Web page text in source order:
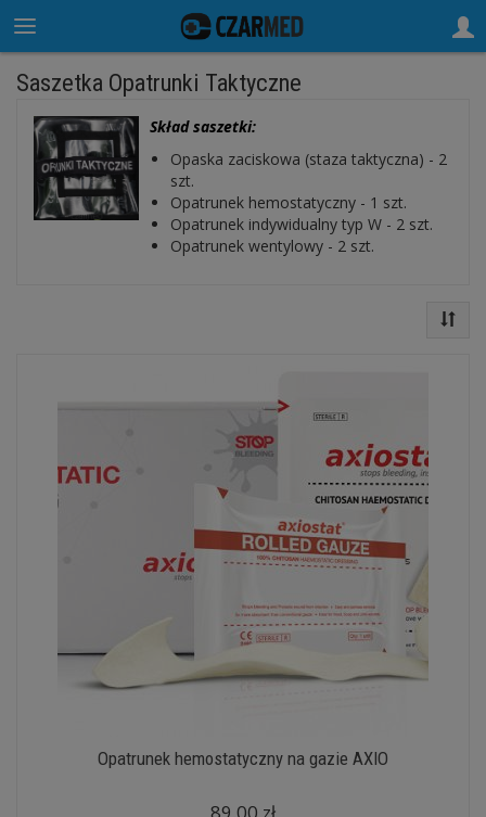
Saszetka Opatrunki Taktyczne
Skład saszetki:
Opaska zaciskowa (staza taktyczna) - 2
szt.
Opatrunek hemostatyczny - 1 szt.
Opatrunek indywidualny typ W - 2 szt.
Opatrunek wentylowy - 2 szt.
Opatrunek hemostatyczny na gazie AXIO